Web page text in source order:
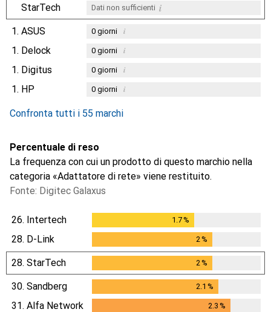
StarTech Dati non sufficienti i
1. ASUS 0giorni i
1. Delock 0giorni i
1. Digitus 0giorni i
1. HP 0giorni i
Confronta tutti i 55 marchi
Percentuale di reso
La frequenza con cui un prodotto di questo marchio nella
categoria «Adattatore di rete» viene restituito.
Fonte: Digitec Galaxus
26. Intertech 1.7%
28. D-Link 2 %
28. StarTech 2 %
30. Sandberg 2.1 %
31. Alfa Network 2.3 %